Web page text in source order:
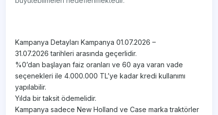
Kampanya Detayları Kampanya 01.07.2026 –
31.07.2026 tarihleri arasında geçerlidir.
%0’dan başlayan faiz oranları ve 60 aya varan vade
seçenekleri ile 4.000.000 TL’ye kadar kredi kullanımı
yapılabilir.
Yılda bir taksit ödemelidir.
Kampanya sadece New Holland ve Case marka traktörler